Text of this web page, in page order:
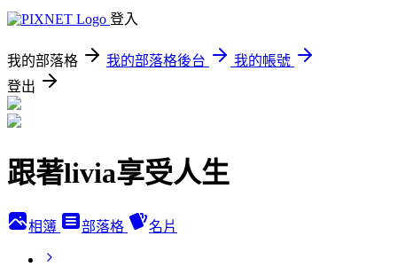
登入
我的部落格 我的部落格後台
我的帳號
登出
跟著livia享受人生
相簿 部落格 名片